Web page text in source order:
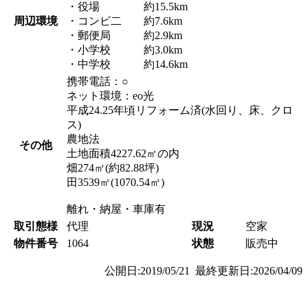
周辺環境
・役場 約15.5km
・コンビ二 約7.6km
・郵便局 約2.9km
・小学校 約3.0km
・中学校 約14.6km
その他
携帯電話：○
ネット環境：eo光
平成24.25年頃リフォーム済(水回り、床、クロ
ス)
農地法
土地面積4227.62㎡の内
畑274㎡(約82.88坪)
田3539㎡(1070.54㎡)
離れ・納屋・車庫有
取引態様
代理 現況
空家
物件番号
1064 状態 販売中
公開日:2019/05/21 最終更新日:2026/04/09